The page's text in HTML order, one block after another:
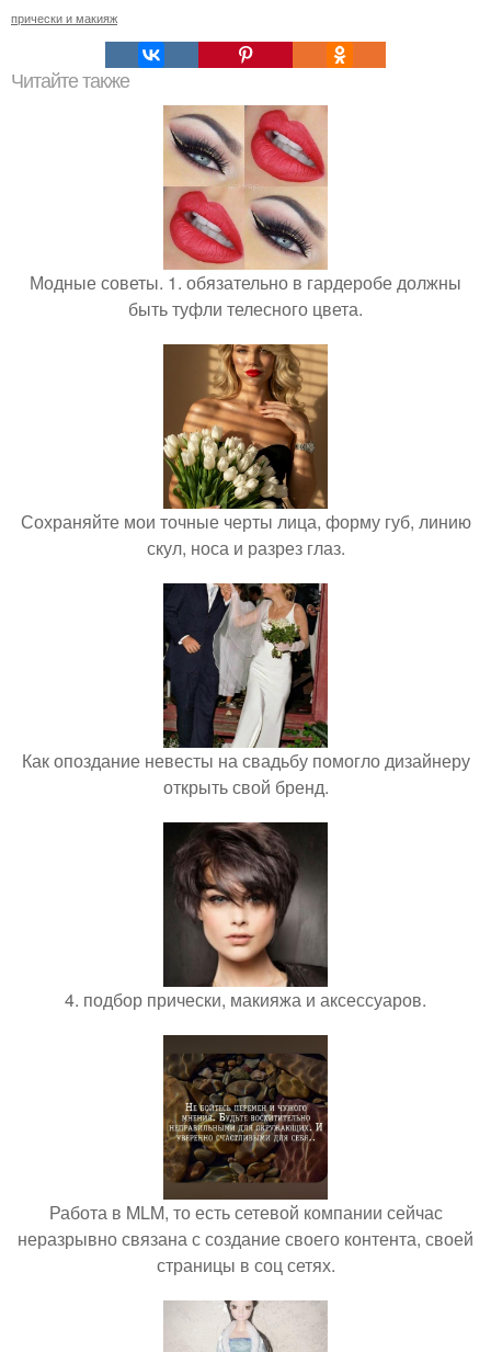
прически и макияж
Читайте также
Модные советы. 1. обязательно в гардеробе должны
быть туфли телесного цвета.
Сохраняйте мои точные черты лица, форму губ, линию
скул, носа и разрез глаз.
Как опоздание невесты на свадьбу помогло дизайнеру
открыть свой бренд.
4. подбор прически, макияжа и аксессуаров.
Работа в MLM, то есть сетевой компании сейчас
неразрывно связана с создание своего контента, своей
страницы в соц сетях.